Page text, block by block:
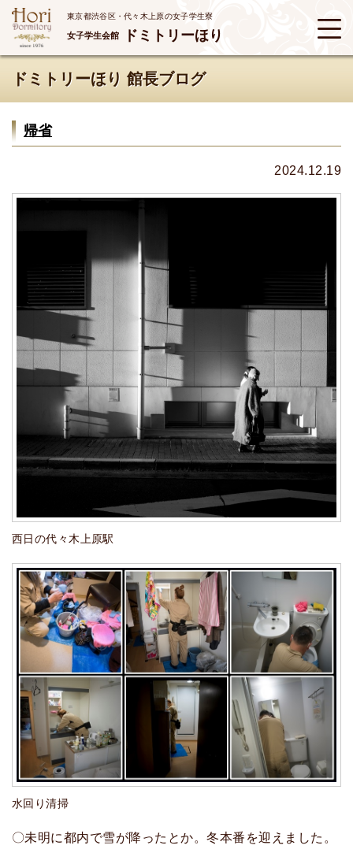
東京都渋谷区・代々木上原の女子学生寮
女子学生会館 ドミトリーほり
ドミトリーほり 館長ブログ
帰省
2024.12.19
西日の代々木上原駅
水回り清掃
〇未明に都内で雪が降ったとか。冬本番を迎えました。